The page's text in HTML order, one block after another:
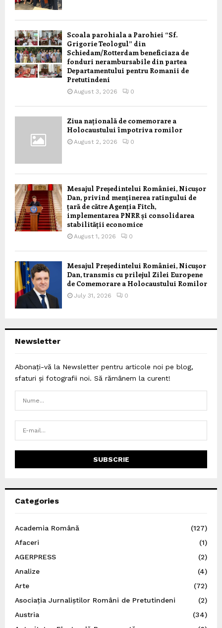
Scoala parohiala a Parohiei “Sf.
Grigorie Teologul” din
Schiedam/Rotterdam beneficiaza de
fonduri nerambursabile din partea
Departamentului pentru Romanii de
Pretutindeni
August 3, 2026 0
Ziua națională de comemorare a
Holocaustului împotriva romilor
August 2, 2026 0
Mesajul Președintelui României, Nicușor
Dan, privind menținerea ratingului de
țară de către Agenția Fitch,
implementarea PNRR și consolidarea
stabilității economice
August 1, 2026 0
Mesajul Președintelui României, Nicușor
Dan, transmis cu prilejul Zilei Europene
de Comemorare a Holocaustului Romilor
July 31, 2026 0
Newsletter
Abonați-vă la Newsletter pentru articole noi pe blog,
sfaturi și fotografii noi. Să rămânem la curent!
Categories
Academia Română
(127)
Afaceri
(1)
AGERPRESS
(2)
Analize
(4)
Arte
(72)
Asociația Jurnaliștilor Români de Pretutindeni
(2)
Austria
(34)